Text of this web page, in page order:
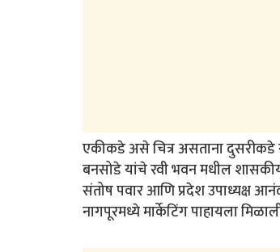
एकीकडे असे चित्र असताना दुसरीकडे
बनसोडे यांचे रवी भवन मधील शासकीय
संतोष पवार आणि प्रदेश उपाध्यक्ष
नागपूरमध्ये मार्केटिंग पाहायला